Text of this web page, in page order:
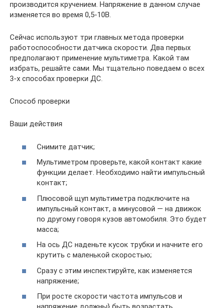
производится кручением. Напряжение в данном случае
изменяется во время 0,5-10В.
Сейчас используют три главных метода проверки
работоспособности датчика скорости. Два первых
предполагают применение мультиметра. Какой там
избрать, решайте сами. Мы тщательно поведаем о всех
3-х способах проверки ДС.
Способ проверки
Ваши действия
Снимите датчик;
Мультиметром проверьте, какой контакт какие
функции делает. Необходимо найти импульсный
контакт;
Плюсовой щуп мультиметра подключите на
импульсный контакт, а минусовой — на движок
по другому говоря кузов автомобиля. Это будет
масса;
На ось ДС наденьте кусок трубки и начните его
крутить с маленькой скоростью;
Сразу с этим инспектируйте, как изменяется
напряжение;
При росте скорости частота импульсов и